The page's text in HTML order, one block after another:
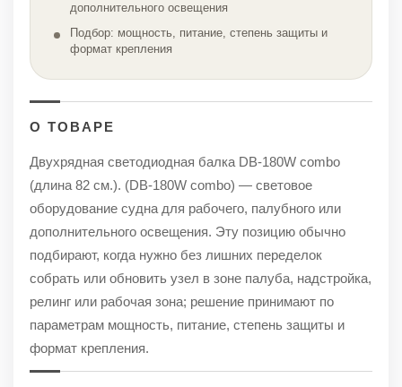
дополнительного освещения
Подбор: мощность, питание, степень защиты и
формат крепления
О ТОВАРЕ
Двухрядная светодиодная балка DB-180W combo
(длина 82 см.). (DB-180W combo) — световое
оборудование судна для рабочего, палубного или
дополнительного освещения. Эту позицию обычно
подбирают, когда нужно без лишних переделок
собрать или обновить узел в зоне палуба, надстройка,
релинг или рабочая зона; решение принимают по
параметрам мощность, питание, степень защиты и
формат крепления.